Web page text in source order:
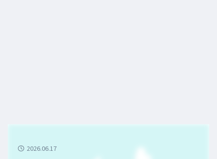
2026.06.17